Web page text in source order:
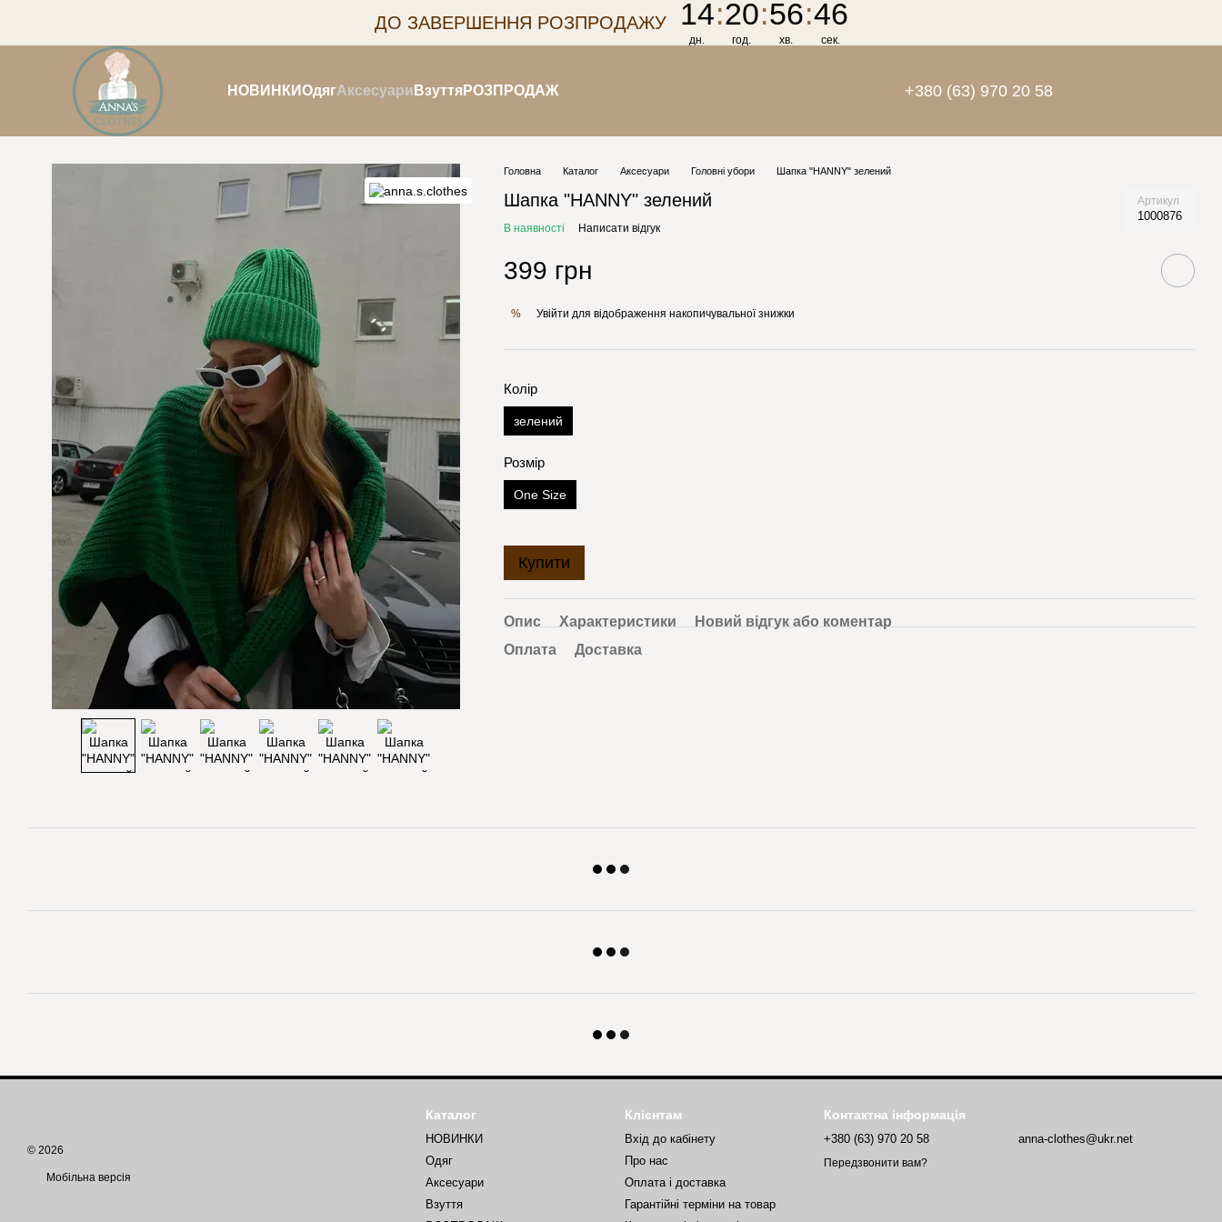
ДО ЗАВЕРШЕННЯ РОЗПРОДАЖУ 14:20:56:45
дн. год. хв. сек.
НОВИНКИОдягАксесуари ВзуттяРОЗПРОДАЖ +380 (63) 970 20 58
Головна Каталог Аксесуари Головні убори Шапка "HANNY" зелений
Шапка "HANNY" зелений Артикул
1000876
В наявності Написати відгук
399 грн
% Увійти для відображення накопичувальної знижки
Колір
зелений
Розмір
One Size
Купити
Опис Характеристики
Новий відгук або коментар
Оплата
Доставка
© 2026
Мобільна версія
Каталог
НОВИНКИ
Одяг
Аксесуари
Взуття
Клієнтам
Вхід до кабінету
Про нас
Оплата і доставка
Гарантійні терміни на товар
Контактна інформація
+380 (63) 970 20 58
Передзвонити вам?
anna-clothes@ukr.net